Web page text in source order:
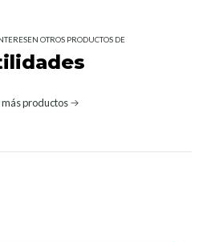
OTROS PRODUCTOS DE
más productos